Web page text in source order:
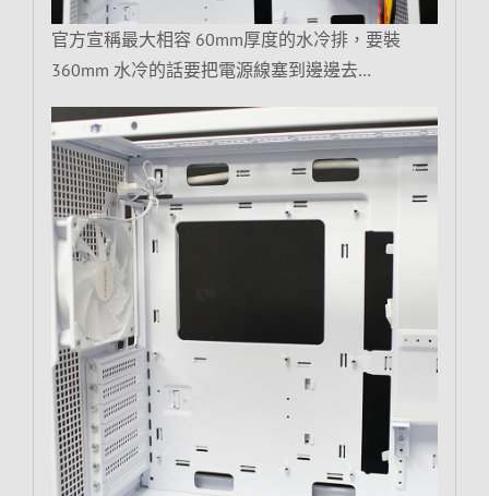
官方宣稱最大相容 60mm厚度的水冷排，要裝
360mm 水冷的話要把電源線塞到邊邊去…